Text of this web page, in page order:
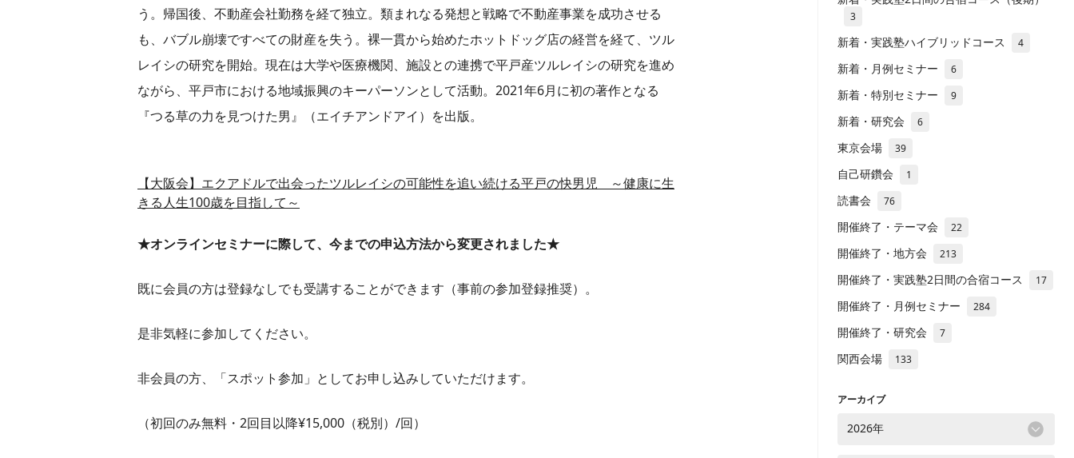
う。帰国後、不動産会社勤務を経て独立。類まれなる発想と戦略で不動産事業を成功させる
も、バブル崩壊ですべての財産を失う。裸一貫から始めたホットドッグ店の経営を経て、ツル
レイシの研究を開始。現在は大学や医療機関、施設との連携で平戸産ツルレイシの研究を進め
ながら、平戸市における地域振興のキーパーソンとして活動。2021年6月に初の著作となる
『つる草の力を見つけた男』（エイチアンドアイ）を出版。
【大阪会】エクアドルで出会ったツルレイシの可能性を追い続ける平戸の快男児 ～健康に生
きる人生100歳を目指して～
★オンラインセミナーに際して、今までの申込方法から変更されました★
既に会員の方は登録なしでも受講することができます（事前の参加登録推奨）。
是非気軽に参加してください。
非会員の方、「スポット参加」としてお申し込みしていただけます。
（初回のみ無料・2回目以降¥15,000（税別）/回）
3
新着・実践塾ハイブリッドコース 4
新着・月例セミナー 6
新着・特別セミナー 9
新着・研究会 6
東京会場 39
自己研鑽会 1
読書会 76
開催終了・テーマ会 22
開催終了・地方会 213
開催終了・実践塾2日間の合宿コース 17
開催終了・月例セミナー 284
開催終了・研究会 7
関西会場 133
アーカイブ
2026年